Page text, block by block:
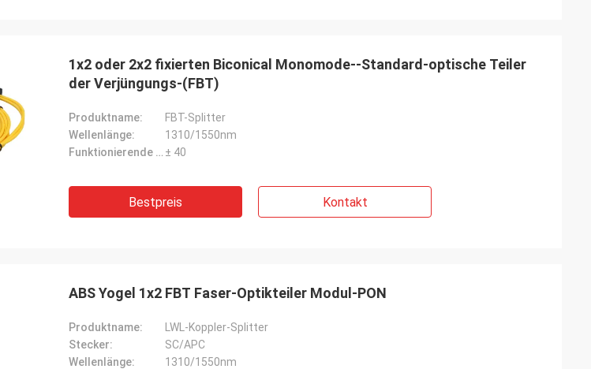
1x2 oder 2x2 fixierten Biconical Monomode--Standard-optische Teiler
der Verjüngungs-(FBT)
Produktname:
FBT-Splitter
Wellenlänge:
1310/1550nm
Funktionierende Bandbreite: ± 40
Bestpreis Kontakt
ABS Yogel 1x2 FBT Faser-Optikteiler Modul-PON
Produktname:
LWL-Koppler-Splitter
Stecker:
SC/APC
Wellenlänge:
1310/1550nm